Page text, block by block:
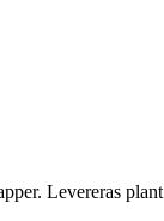
Levereras plant